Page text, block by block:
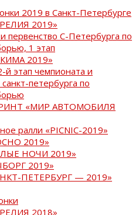
2019 в Санкт-Петербурге
2019»
первенство С-Петербурга по
1 этап
2019»
этап чемпионата и
петербурга по
«МИР АВТОМОБИЛЯ
ралли «PICNIC-2019»
2019»
НОЧИ 2019»
2019»
ПЕТЕРБУРГ — 2019»
2018»